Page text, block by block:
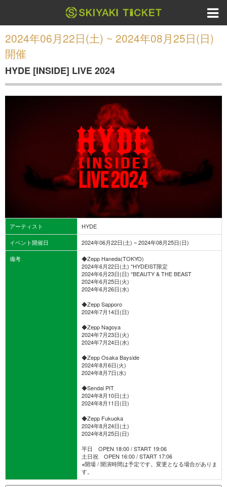
2024年06月22日(土) ~ 2024年08月25日(日)
開催
HYDE [INSIDE] LIVE 2024
アーティスト
HYDE
イベント開催日
2024年06月22日(土) ~ 2024年08月25日(日)
備考
◆Zepp Haneda(TOKYO)
2024年6月22日(土) *HYDEIST限定
2024年6月23日(日) *BEAUTY & THE BEAST
2024年6月25日(火)
2024年6月26日(水)
◆Zepp Sapporo
2024年7月14日(日)
◆Zepp Nagoya
2024年7月23日(火)
2024年7月24日(水)
◆Zepp Osaka Bayside
2024年8月6日(火)
2024年8月7日(水)
◆Sendai PIT
2024年8月10日(土)
2024年8月11日(日)
◆Zepp Fukuoka
2024年8月24日(土)
2024年8月25日(日)
平日 OPEN 18:00 / START 19:06
土日祝 OPEN 16:00 / START 17:06
※開場 / 開演時間は予定です。変更となる場合がありま
す。